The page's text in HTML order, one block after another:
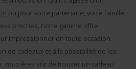
ou pour votre partenaire, votre famille,
proches, notre gamme offre
impressionner en toute occasion.
de cadeaux et à la possibilité de les
vous êtes sûr de trouver un cadeau